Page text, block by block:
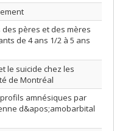
pères et des mères
de 4 ans 1/2 à 5 ans
le suicide chez les
de Montréal
amnésiques par
d&apos;amobarbital